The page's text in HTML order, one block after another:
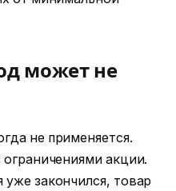
может не
не применяется.
акции.
закончился, товар